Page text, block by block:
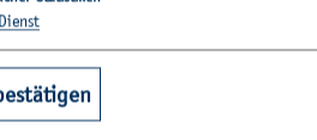
Dienst